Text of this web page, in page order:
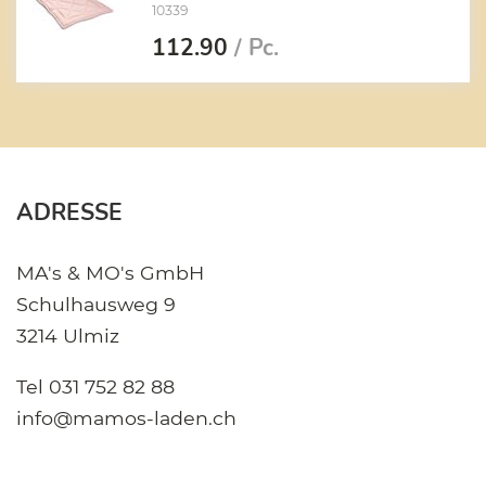
10339
112.90 / Pc.
ADRESSE
MA's & MO's GmbH
Schulhausweg 9
3214 Ulmiz
Tel 031 752 82 88
info@mamos-laden.ch